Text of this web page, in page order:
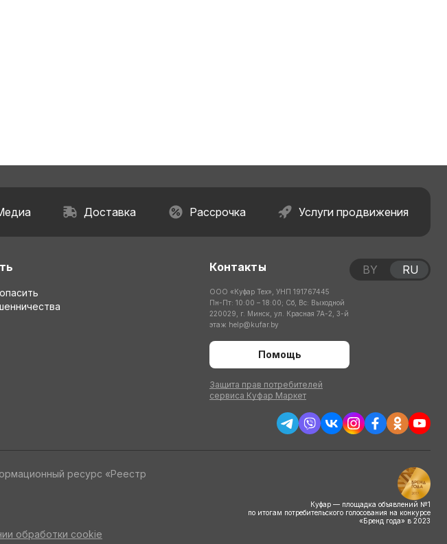
Доставка Рассрочка Услуги продвижения
Контакты
ООО «Куфар Тех», УНП 191767445
Пн-Пт: 10:00 – 18:00; Сб, Вс: Выходной
220029, г. Минск, ул. Красная 7А-2, 3-й
этаж help@kufar.by
Помощь
Защита прав потребителей
сервиса Куфар Маркет
BY RU
ресурс «Реестр
обработки cookie
Куфар — площадка объявлений №1
по итогам потребительского голосования на конкурсе
«Бренд года» в 2023